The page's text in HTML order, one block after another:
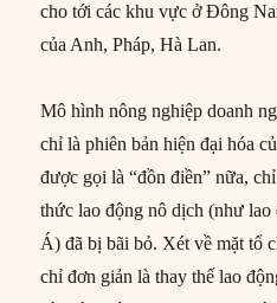
cho tới các khu vực ở Đông
của Anh, Pháp, Hà Lan.
Mô hình nông nghiệp doanh
chỉ là phiên bản hiện đại hóa
được gọi là “đồn điền” nữa,
thức lao động nô dịch (như
Á) đã bị bãi bỏ. Xét về mặt tổ
chỉ đơn giản là thay thế lao